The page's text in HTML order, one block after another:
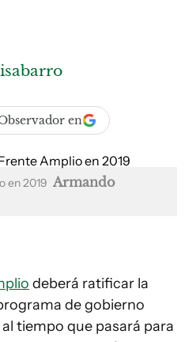
en
en 2019 Armando
deberá ratificar la
de gobierno
tiempo que pasará para